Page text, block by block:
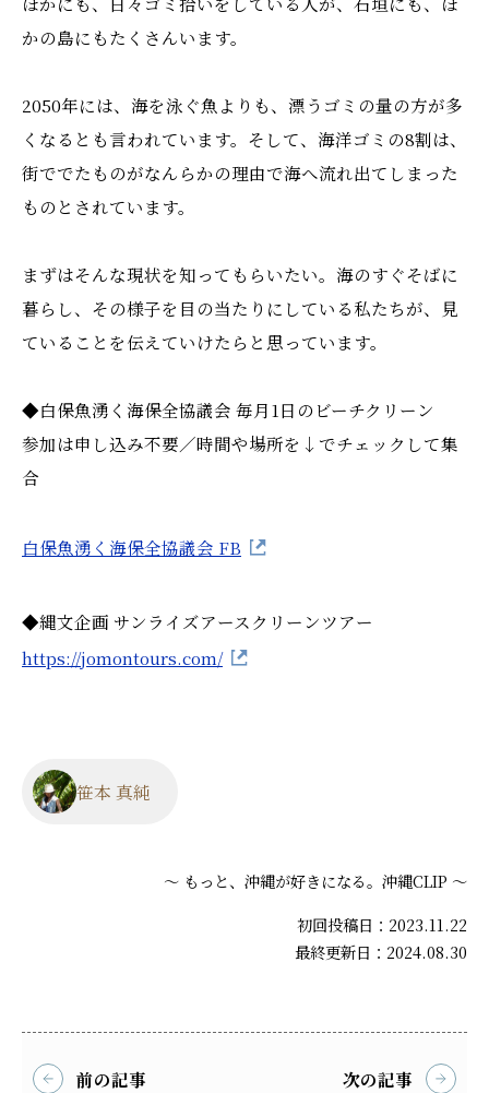
かの島にもたくさんいます。
2050年には、海を泳ぐ魚よりも、漂うゴミの量の方が多
くなるとも言われています。そして、海洋ゴミの8割は、
街ででたものがなんらかの理由で海へ流れ出てしまった
ものとされています。
まずはそんな現状を知ってもらいたい。海のすぐそばに
暮らし、その様子を目の当たりにしている私たちが、見
ていることを伝えていけたらと思っています。
◆白保魚湧く海保全協議会 毎月1日のビーチクリーン
参加は申し込み不要／時間や場所を↓でチェックして集
合
白保魚湧く海保全協議会 FB
◆縄文企画 サンライズアースクリーンツアー
https://jomontours.com/
笹本 真純
～ もっと、沖縄が好きになる。沖縄CLIP ～
初回投稿日：2023.11.22
最終更新日：2024.08.30
前の記事 次の記事